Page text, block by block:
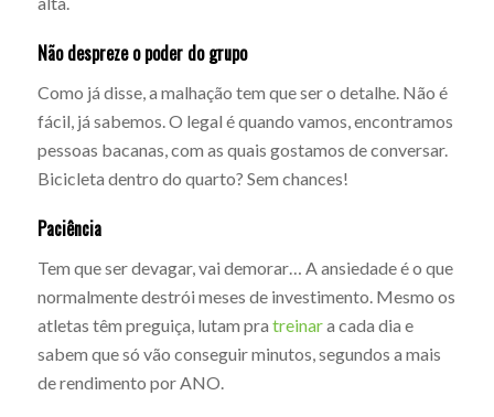
Não despreze o poder do grupo
Como já disse, a malhação tem que ser o detalhe. Não é
fácil, já sabemos. O legal é quando vamos, encontramos
pessoas bacanas, com as quais gostamos de conversar.
Bicicleta dentro do quarto? Sem chances!
Paciência
Tem que ser devagar, vai demorar… A ansiedade é o que
normalmente destrói meses de investimento. Mesmo os
atletas têm preguiça, lutam pra treinara cada dia e
sabem que só vão conseguir minutos, segundos a mais
de rendimento por ANO.